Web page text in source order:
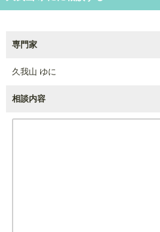
専門家
久我山 ゆに
相談内容